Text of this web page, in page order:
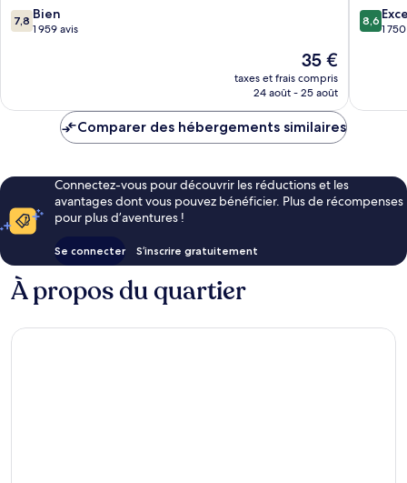
7.8
sur
7,8 Bien
1 959 avis
Le
nouveau
prix
de
35 €
taxes et frais compris
24 août - 25 août
8.6
sur
8,6
1
Comparer des hébergements similaires
Connectez-vous pour découvrir les réductions et les
avantages dont vous pouvez bénéficier. Plus de récompenses
pour plus d’aventures !
Se connecter S’inscrire gratuitement
À propos du quartier